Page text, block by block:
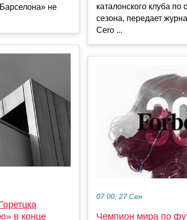
не
в конце
каталонского клуба по
сезона, передает
Cero ...
07:00, 27 Сен
Чемпион мира по